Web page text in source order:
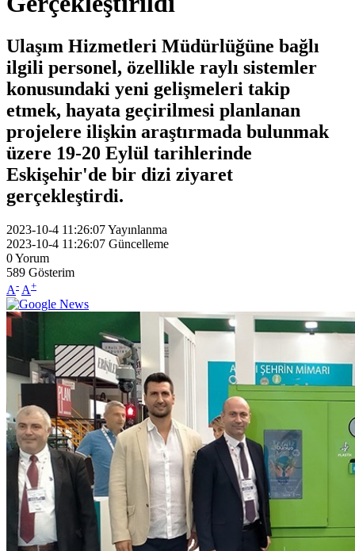
Ulaşım Hizmetleri Müdürlüğüne bağlı
ilgili personel, özellikle raylı sistemler
konusundaki yeni gelişmeleri takip
etmek, hayata geçirilmesi planlanan
projelere ilişkin araştırmada bulunmak
üzere 19-20 Eylül tarihlerinde
Eskişehir'de bir dizi ziyaret
gerçekleştirdi.
2023-10-4 11:26:07Yayınlanma
2023-10-4 11:26:07 Güncelleme
0Yorum
589 Gösterim
A- A+